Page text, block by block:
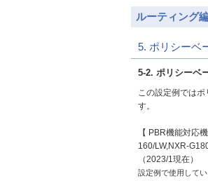
ルーティング
5. ポリシーベ
5-2. ポリシーベ
この設定例では
す。
【 PBR機能対応
160/LW,NXR-
（2023/1現在）
設定例で使用して